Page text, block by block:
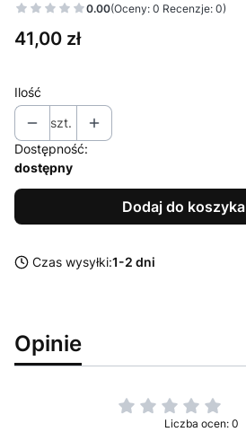
0.00(Oceny: 0 Recenzje: 0)
Cena
41,00 zł
Ilość
szt.
Dostępność:
dostępny
Dodaj do koszyka
Czas wysyłki:1-2 dni
Opinie
Liczba ocen: 0